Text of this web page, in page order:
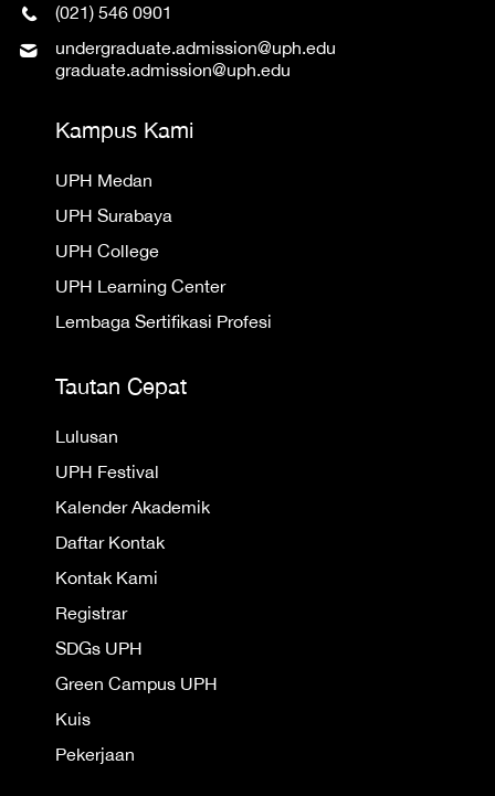
(021) 546 0901
undergraduate.admission@uph.edu
graduate.admission@uph.edu
Kampus Kami
UPH Medan
UPH Surabaya
UPH College
UPH Learning Center
Lembaga Sertifikasi Profesi
Tautan Cepat
Lulusan
UPH Festival
Kalender Akademik
Daftar Kontak
Kontak Kami
Registrar
SDGs UPH
Green Campus UPH
Kuis
Pekerjaan